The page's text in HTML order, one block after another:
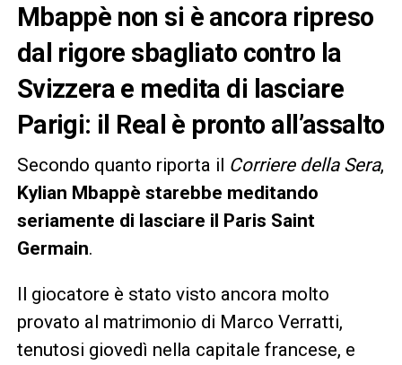
Mbappè non si è ancora ripreso
dal rigore sbagliato contro la
Svizzera e medita di lasciare
Parigi: il Real è pronto all’assalto
Secondo quanto riporta il Corriere della Sera,
Kylian Mbappè starebbe meditando
seriamente di lasciare il Paris Saint
Germain.
Il giocatore è stato visto ancora molto
provato al matrimonio di Marco Verratti,
tenutosi giovedì nella capitale francese, e